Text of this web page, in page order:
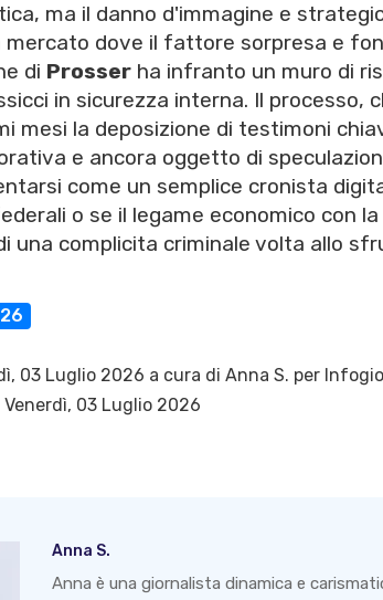
ma il danno d'immagine e
mercato dove il fattore sorpresa e
di Prosser ha infranto un muro di
in sicurezza interna. Il processo,
mesi la deposizione di testimoni
e ancora oggetto di
come un semplice cronista
o se il legame economico con
una complicita criminale volta allo
03 Luglio 2026 a cura di Anna S. per
Venerdì, 03 Luglio 2026
Anna S.
Anna è una giornalista dinamica e